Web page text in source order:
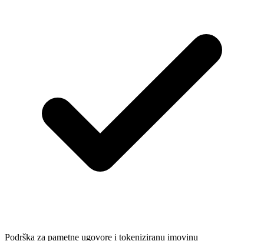
Podrška za pametne ugovore i tokeniziranu imovinu